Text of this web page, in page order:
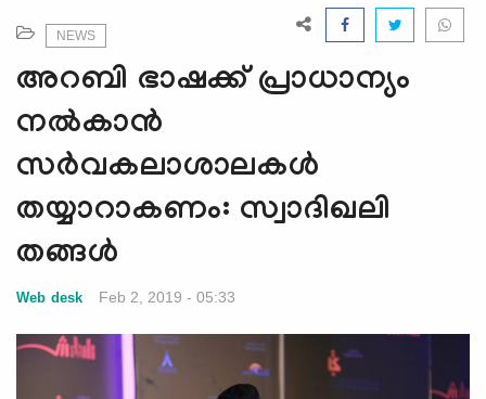
v
i
g
t
o
n
NEWS
അറബി ഭാഷക്ക് പ്രാധാന്യം
നല്‍കാന്‍
സര്‍വകലാശാലകള്‍
തയ്യാറാകണം: സ്വാദിഖലി
തങ്ങള്‍
Web desk Feb 2, 2019 - 05:33